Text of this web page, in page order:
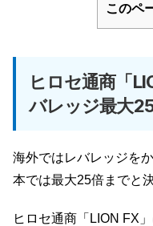
このペ
ヒロセ通商「
バレッジ最大
海外ではレバレッジを
本では最大25倍までと
ヒロセ通商「LION FX